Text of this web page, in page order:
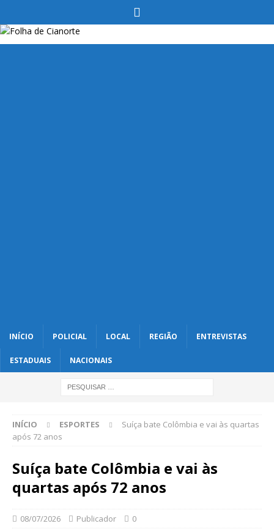
INÍCIO POLICIAL LOCAL REGIÃO ENTREVISTAS
ESTADUAIS NACIONAIS
INÍCIO ESPORTES
Suíça bate Colômbia e vai às quartas
após 72 anos
Suíça bate Colômbia e vai às
quartas após 72 anos
08/07/2026 Publicador 0